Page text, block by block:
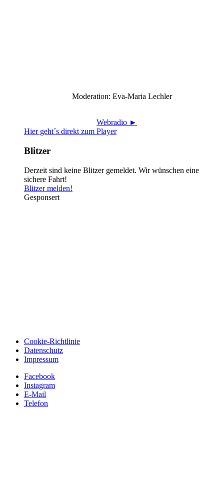
Moderation: Eva-Maria Lechler
Webradio ►
Hier geht´s direkt zum Player
Blitzer
Derzeit sind keine Blitzer gemeldet. Wir wünschen eine
sichere Fahrt!
Blitzer melden!
Gesponsert
Cookie-Richtlinie
Datenschutz
Impressum
Facebook
Instagram
E-Mail
Telefon